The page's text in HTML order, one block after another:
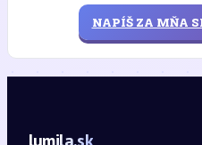
NAPÍŠ ZA MŇA